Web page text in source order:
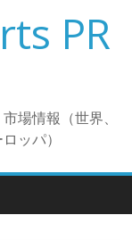
PR
場情報（世界、
ッパ）